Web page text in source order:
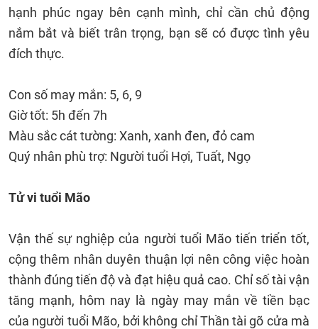
hạnh phúc ngay bên cạnh mình, chỉ cần chủ động
nắm bắt và biết trân trọng, bạn sẽ có được tình yêu
đích thực.
Con số may mắn: 5, 6, 9
Giờ tốt: 5h đến 7h
Màu sắc cát tường: Xanh, xanh đen, đỏ cam
Quý nhân phù trợ: Người tuổi Hợi, Tuất, Ngọ
Tử vi tuổi Mão
Vận thế sự nghiệp của người tuổi Mão tiến triển tốt,
cộng thêm nhân duyên thuận lợi nên công việc hoàn
thành đúng tiến độ và đạt hiệu quả cao. Chỉ số tài vận
tăng mạnh, hôm nay là ngày may mắn về tiền bạc
của người tuổi Mão, bởi không chỉ Thần tài gõ cửa mà